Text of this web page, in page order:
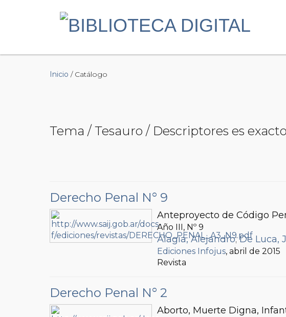
Inicio / Catálogo
Tema / Tesauro / Descriptores es
Derecho Penal N° 9
Anteproyecto de Código
Año III, Nº 9
Alagia, Alejandro;De Luca,
Ediciones Infojus, abril de 2015
Revista
Derecho Penal N° 2
Aborto, Muerte Digna,